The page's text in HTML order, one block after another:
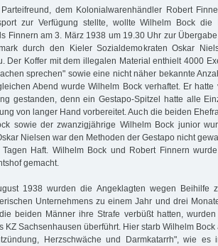
dem Kolonialwarenhändler Robert
zur Verfügung stellte, wollte Wilhelm Bock die
Finnern am 3. März 1938 um 19.30 Uhr zur
durch den Kieler Sozialdemokraten Oskar
Der Koffer mit dem illegalen Material enthielt 4000
sprechen" sowie eine nicht näher bekannte
Abend wurde Wilhelm Bock verhaftet. Er hatte
gestanden, denn ein Gestapo-Spitzel hatte alle
von langer Hand vorbereitet. Auch die beiden
sowie der zwanzigjährige Wilhelm Bock junior
Nielsen war den Methoden der Gestapo nicht
Haft. Wilhelm Bock und Robert Finnern
gemacht.
1938 wurden die Angeklagten wegen Beihilfe
Unternehmens zu einem Jahr und drei
beiden Männer ihre Strafe verbüßt hatten,
KZ Sachsenhausen überführt. Hier starb Wilhelm Bock
Herzschwäche und Darmkatarrh", wie es